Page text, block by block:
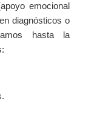
emocional
diagnósticos o
hasta la